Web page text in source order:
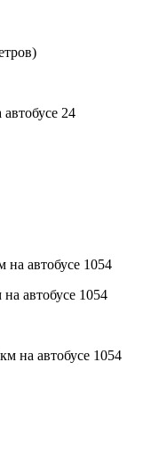
24
автобусе 1054
автобусе 1054
на автобусе 1054